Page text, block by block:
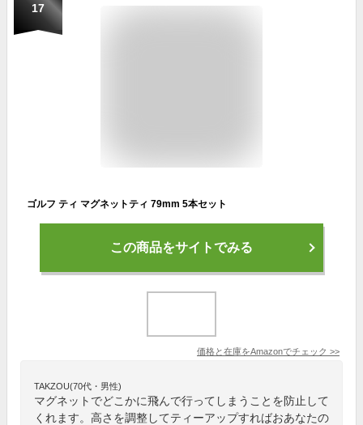
17
ゴルフ ティ マグネットティ 79mm 5本セット
この商品をサイトでみる
価格と在庫をAmazonでチェック >>
TAKZOU(70代・男性)
マグネットでどこかに飛んで行ってしまうことを防止して
くれます。高さを調整してティーアップすればおあなたの